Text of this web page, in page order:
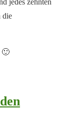
jedes zehnten
die
🙂